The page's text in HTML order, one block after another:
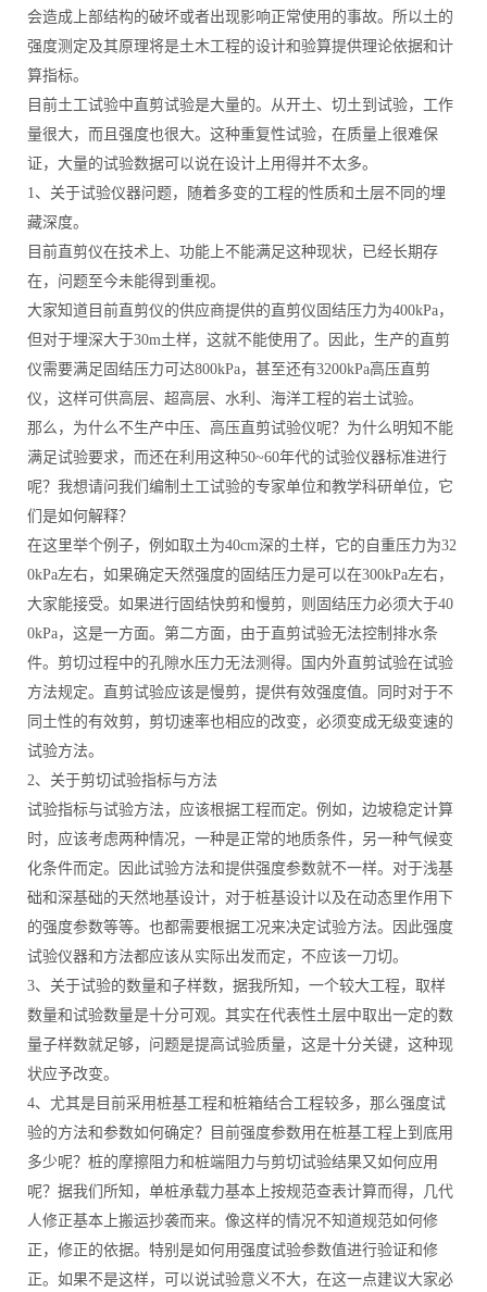
会造成上部结构的破坏或者出现影响正常使用的事故。所以土的
强度测定及其原理将是土木工程的设计和验算提供理论依据和计
算指标。
目前土工试验中直剪试验是大量的。从开土、切土到试验，工作
量很大，而且强度也很大。这种重复性试验，在质量上很难保
证，大量的试验数据可以说在设计上用得并不太多。
1、关于试验仪器问题，随着多变的工程的性质和土层不同的埋
藏深度。
目前直剪仪在技术上、功能上不能满足这种现状，已经长期存
在，问题至今未能得到重视。
大家知道目前直剪仪的供应商提供的直剪仪固结压力为400kPa，
但对于埋深大于30m土样，这就不能使用了。因此，生产的直剪
仪需要满足固结压力可达800kPa，甚至还有3200kPa高压直剪
仪，这样可供高层、超高层、水利、海洋工程的岩土试验。
那么，为什么不生产中压、高压直剪试验仪呢？为什么明知不能
满足试验要求，而还在利用这种50~60年代的试验仪器标准进行
呢？我想请问我们编制土工试验的专家单位和教学科研单位，它
们是如何解释？
在这里举个例子，例如取土为40cm深的土样，它的自重压力为32
0kPa左右，如果确定天然强度的固结压力是可以在300kPa左右，
大家能接受。如果进行固结快剪和慢剪，则固结压力必须大于40
0kPa，这是一方面。第二方面，由于直剪试验无法控制排水条
件。剪切过程中的孔隙水压力无法测得。国内外直剪试验在试验
方法规定。直剪试验应该是慢剪，提供有效强度值。同时对于不
同土性的有效剪，剪切速率也相应的改变，必须变成无级变速的
试验方法。
2、关于剪切试验指标与方法
试验指标与试验方法，应该根据工程而定。例如，边坡稳定计算
时，应该考虑两种情况，一种是正常的地质条件，另一种气候变
化条件而定。因此试验方法和提供强度参数就不一样。对于浅基
础和深基础的天然地基设计，对于桩基设计以及在动态里作用下
的强度参数等等。也都需要根据工况来决定试验方法。因此强度
试验仪器和方法都应该从实际出发而定，不应该一刀切。
3、关于试验的数量和子样数，据我所知，一个较大工程，取样
数量和试验数量是十分可观。其实在代表性土层中取出一定的数
量子样数就足够，问题是提高试验质量，这是十分关键，这种现
状应予改变。
4、尤其是目前采用桩基工程和桩箱结合工程较多，那么强度试
验的方法和参数如何确定？目前强度参数用在桩基工程上到底用
多少呢？桩的摩擦阻力和桩端阻力与剪切试验结果又如何应用
呢？据我们所知，单桩承载力基本上按规范查表计算而得，几代
人修正基本上搬运抄袭而来。像这样的情况不知道规范如何修
正，修正的依据。特别是如何用强度试验参数值进行验证和修
正。如果不是这样，可以说试验意义不大，在这一点建议大家必